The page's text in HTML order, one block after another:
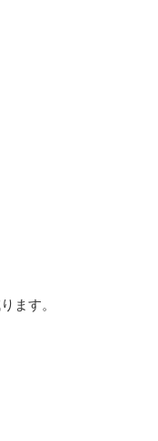
ます。